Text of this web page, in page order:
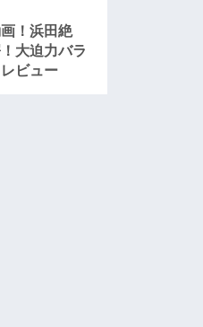
！浜田絶
大迫力バラ
ビュー